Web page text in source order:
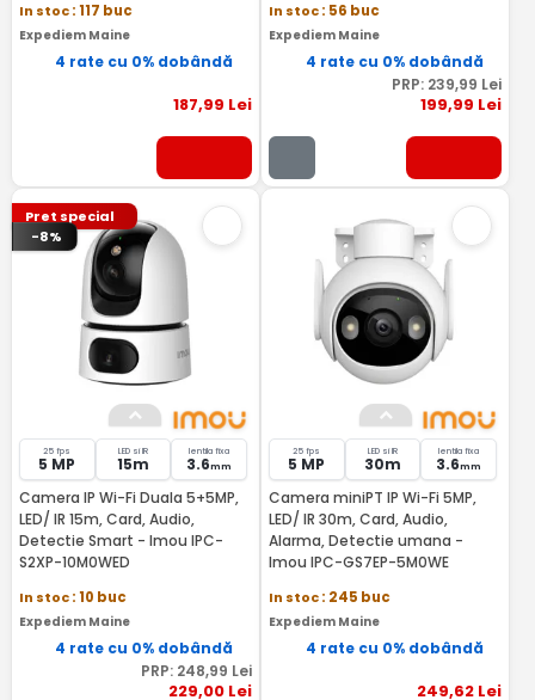
In stoc: 117 buc
Expediem Maine
4 rate cu 0% dobândă
187,99 Lei
In stoc: 56 buc
Expediem Maine
4 rate cu 0% dobândă
PRP: 239,99 Lei
199,99 Lei
Pret special
-8%
25 fps
5 MP
LED si IR
15m
lentila fixa
3.6mm
Camera IP Wi-Fi Duala 5+5MP,
LED/ IR 15m, Card, Audio,
Detectie Smart - Imou IPC-
S2XP-10M0WED
In stoc: 10 buc
Expediem Maine
4 rate cu 0% dobândă
PRP: 248,99 Lei
229,00Lei
25 fps
5 MP
LED si IR
30m
lentila fixa
3.6mm
Camera miniPT IP Wi-Fi 5MP,
LED/ IR 30m, Card, Audio,
Alarma, Detectie umana -
Imou IPC-GS7EP-5M0WE
In stoc: 245 buc
Expediem Maine
4 rate cu 0% dobândă
249,62 Lei